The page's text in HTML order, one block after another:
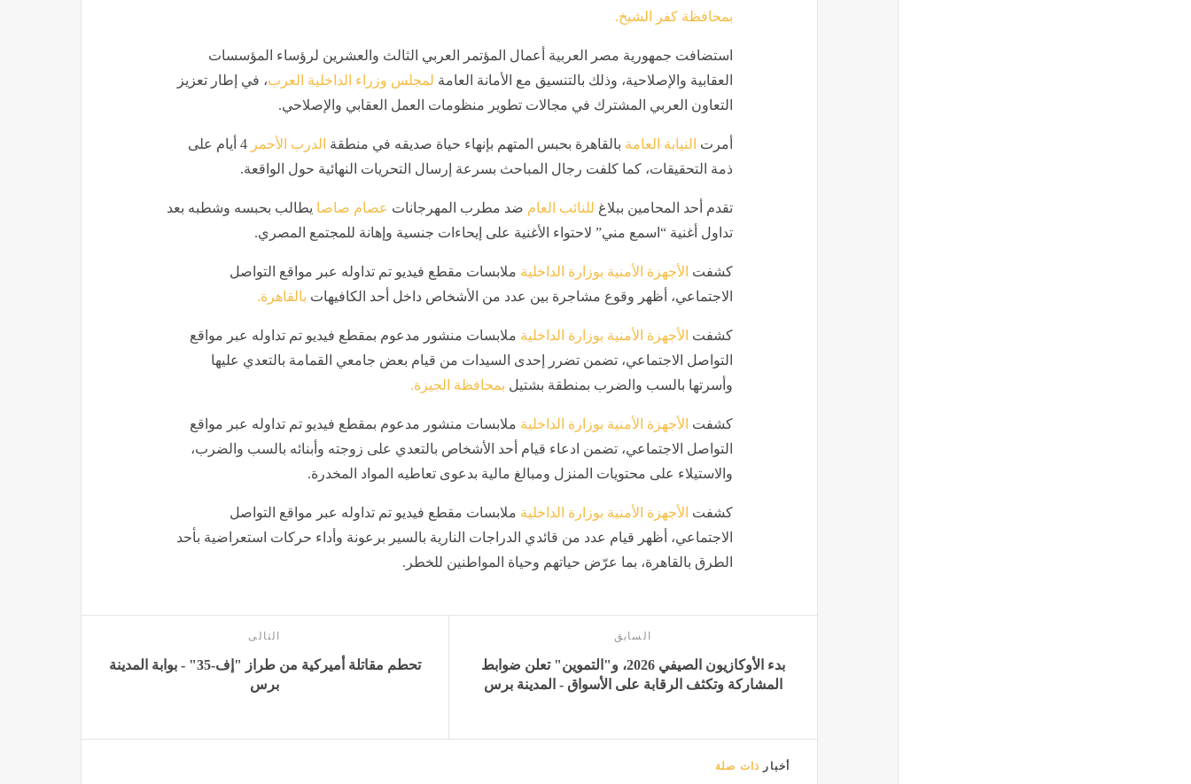
بمحافظة كفر الشيخ.
استضافت جمهورية مصر العربية أعمال المؤتمر العربي الثالث والعشرين لرؤساء المؤسسات
العقابية والإصلاحية، وذلك بالتنسيق مع الأمانة العامة لمجلس وزراء الداخلية العرب، في إطار تعزيز
التعاون العربي المشترك في مجالات تطوير منظومات العمل العقابي والإصلاحي.
أمرت النيابة العامة بالقاهرة بحبس المتهم بإنهاء حياة صديقه في منطقة الدرب الأحمر
4 أيام على
ذمة التحقيقات، كما كلفت رجال المباحث بسرعة إرسال التحريات النهائية حول الواقعة.
تقدم أحد المحامين ببلاغ للنائب العام ضد مطرب المهرجانات عصام صاصا يطالب بحبسه وشطبه بعد
تداول أغنية “اسمع مني” لاحتواء الأغنية على إيحاءات جنسية وإهانة للمجتمع المصري.
كشفت الأجهزة الأمنية بوزارة الداخلية ملابسات مقطع فيديو تم تداوله عبر مواقع التواصل
الاجتماعي، أظهر وقوع مشاجرة بين عدد من الأشخاص داخل أحد الكافيهات بالقاهرة.
كشفت الأجهزة الأمنية بوزارة الداخلية ملابسات منشور مدعوم بمقطع فيديو تم تداوله عبر مواقع
التواصل الاجتماعي، تضمن تضرر إحدى السيدات من قيام بعض جامعي القمامة بالتعدي عليها
وأسرتها بالسب والضرب بمنطقة بشتيل بمحافظة الجيزة.
كشفت الأجهزة الأمنية بوزارة الداخلية ملابسات منشور مدعوم بمقطع فيديو تم تداوله عبر مواقع
التواصل الاجتماعي، تضمن ادعاء قيام أحد الأشخاص بالتعدي على زوجته وأبنائه بالسب والضرب،
والاستيلاء على محتويات المنزل ومبالغ مالية بدعوى تعاطيه المواد المخدرة.
كشفت الأجهزة الأمنية بوزارة الداخلية ملابسات مقطع فيديو تم تداوله عبر مواقع التواصل
الاجتماعي، أظهر قيام عدد من قائدي الدراجات النارية بالسير برعونة وأداء حركات استعراضية بأحد
الطرق بالقاهرة، بما عرّض حياتهم وحياة المواطنين للخطر.
السابق
بدء الأوكازيون الصيفي 2026، و"التموين" تعلن ضوابط
المشاركة وتكثف الرقابة على الأسواق - المدينة برس
التالى
تحطم مقاتلة أميركية من طراز "إف-35" - بوابة المدينة
برس
أخبار ذات صلة